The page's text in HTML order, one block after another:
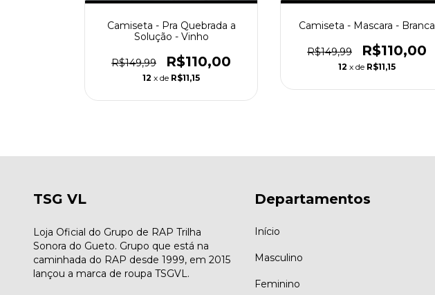
Camiseta - Pra Quebrada a
Solução - Vinho
R$149,99 R$110,00
12 x de R$11,15
Camiseta - Mascara - Branca
R$149,99 R$110,00
12 x de R$11,15
TSG VL
Loja Oficial do Grupo de RAP Trilha
Sonora do Gueto. Grupo que está na
caminhada do RAP desde 1999, em 2015
lançou a marca de roupa TSGVL.
Departamentos
Início
Masculino
Feminino